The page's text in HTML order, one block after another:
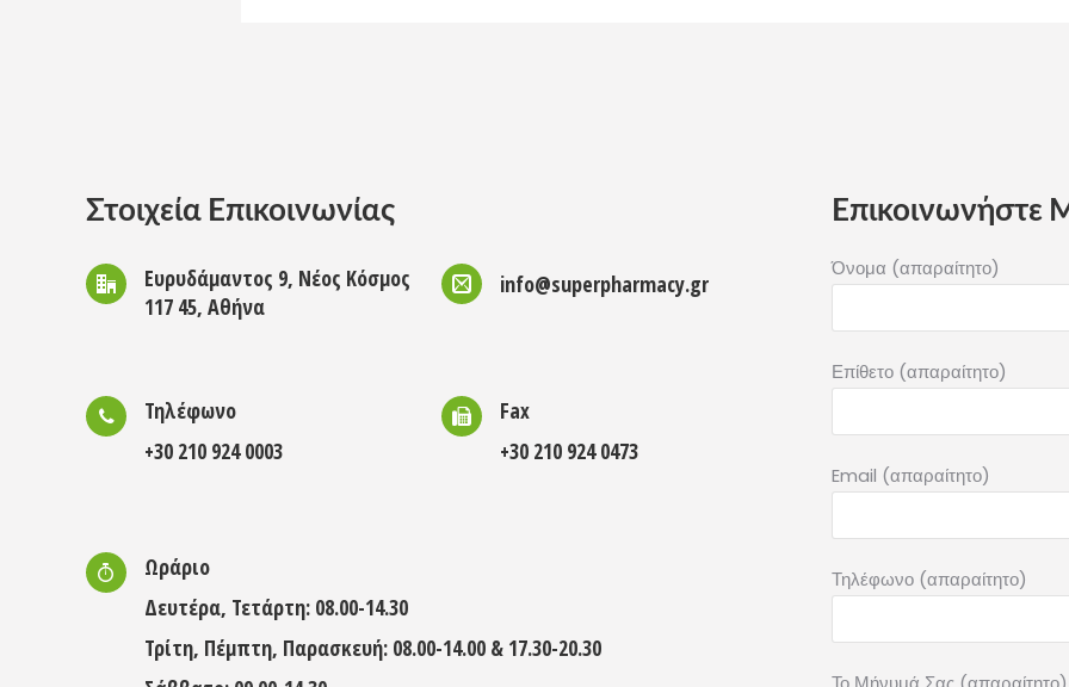
Στοιχεία Επικοινωνίας
Ευρυδάμαντος 9, Νέος Κόσμος
117 45, Αθήνα
info@superpharmacy.gr
Τηλέφωνο
+30 210 924 0003
Fax
+30 210 924 0473
Ωράριο
Δευτέρα, Τετάρτη: 08.00-14.30
Τρίτη, Πέμπτη, Παρασκευή: 08.00-14.00 & 17.30-20.30
Επικοινωνήστε
Όνομα (απαραίτητο)
Επίθετο (απαραίτητο)
Email (απαραίτητο)
Τηλέφωνο (απαραίτητο)